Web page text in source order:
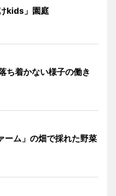
kids」園庭
ち着かない様子の働き
ーム」の畑で採れた野菜